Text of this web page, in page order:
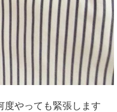
度やっても緊張します